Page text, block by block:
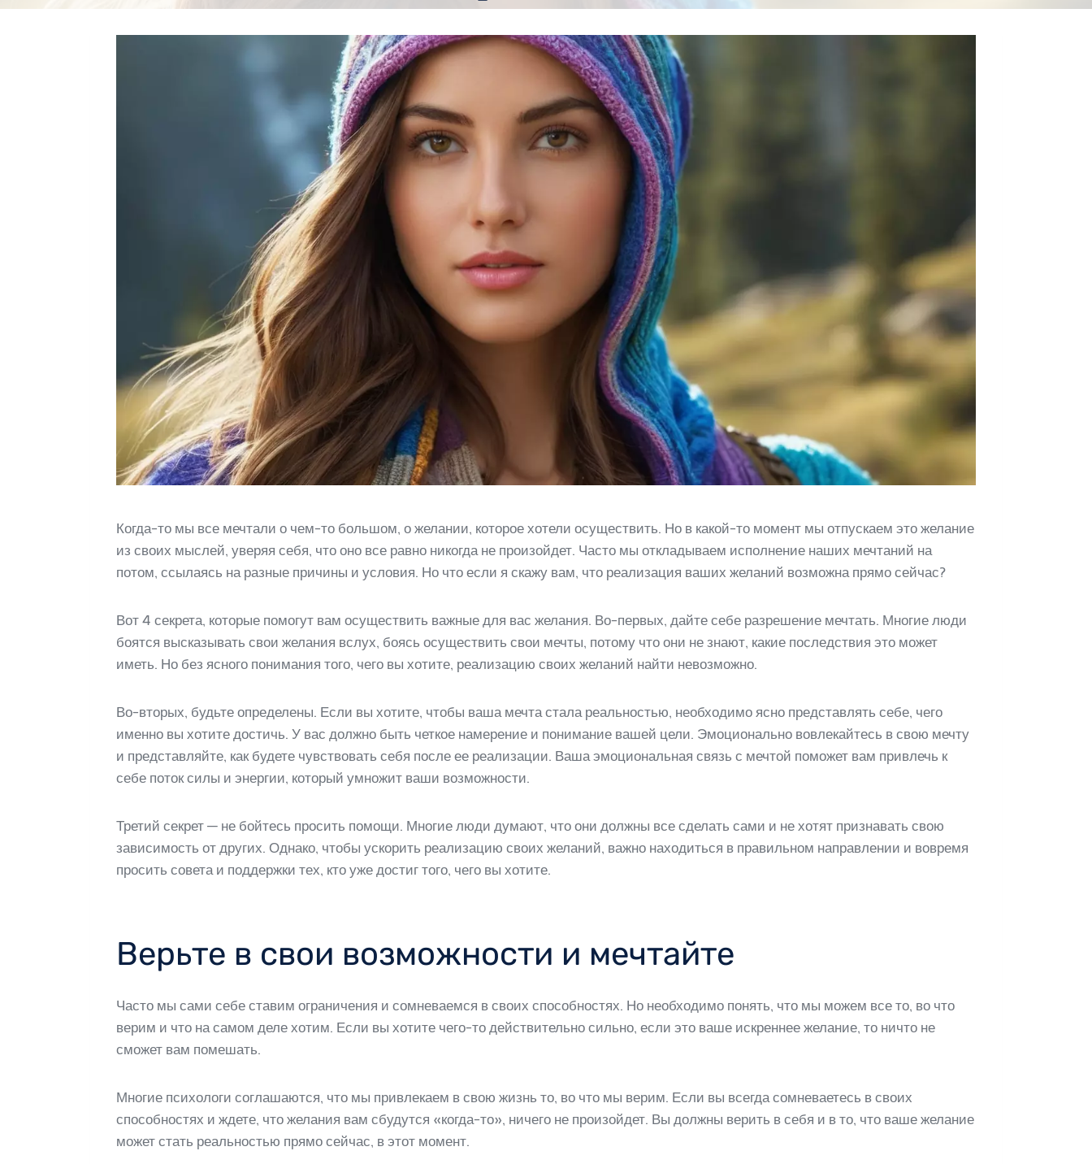
Когда-то мы все мечтали о чем-то большом, о желании, которое хотели осуществить. Но в какой-то момент мы отпускаем это желание
из своих мыслей, уверяя себя, что оно все равно никогда не произойдет. Часто мы откладываем исполнение наших мечтаний на
потом, ссылаясь на разные причины и условия. Но что если я скажу вам, что реализация ваших желаний возможна прямо сейчас?
Вот 4 секрета, которые помогут вам осуществить важные для вас желания. Во-первых, дайте себе разрешение мечтать. Многие люди
боятся высказывать свои желания вслух, боясь осуществить свои мечты, потому что они не знают, какие последствия это может
иметь. Но без ясного понимания того, чего вы хотите, реализацию своих желаний найти невозможно.
Во-вторых, будьте определены. Если вы хотите, чтобы ваша мечта стала реальностью, необходимо ясно представлять себе, чего
именно вы хотите достичь. У вас должно быть четкое намерение и понимание вашей цели. Эмоционально вовлекайтесь в свою мечту
и представляйте, как будете чувствовать себя после ее реализации. Ваша эмоциональная связь с мечтой поможет вам привлечь к
себе поток силы и энергии, который умножит ваши возможности.
Третий секрет — не бойтесь просить помощи. Многие люди думают, что они должны все сделать сами и не хотят признавать свою
зависимость от других. Однако, чтобы ускорить реализацию своих желаний, важно находиться в правильном направлении и вовремя
просить совета и поддержки тех, кто уже достиг того, чего вы хотите.
Верьте в свои возможности и мечтайте
Часто мы сами себе ставим ограничения и сомневаемся в своих способностях. Но необходимо понять, что мы можем все то, во что
верим и что на самом деле хотим. Если вы хотите чего-то действительно сильно, если это ваше искреннее желание, то ничто не
сможет вам помешать.
Многие психологи соглашаются, что мы привлекаем в свою жизнь то, во что мы верим. Если вы всегда сомневаетесь в своих
способностях и ждете, что желания вам сбудутся «когда-то», ничего не произойдет. Вы должны верить в себя и в то, что ваше желание
может стать реальностью прямо сейчас, в этот момент.